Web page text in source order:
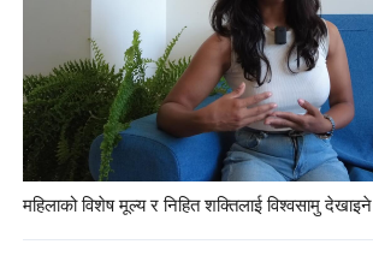
महिलाको विशेष मूल्य र निहित शक्तिलाई विश्वसामु देखाइने